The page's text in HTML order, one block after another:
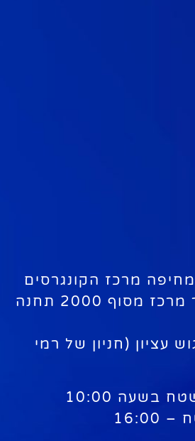
08:35 – סבידור מרכז מסוף 2000 תחנה
גוש עציון (חניון של רמי
בשעה 10:00